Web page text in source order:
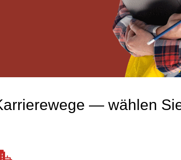
— wählen